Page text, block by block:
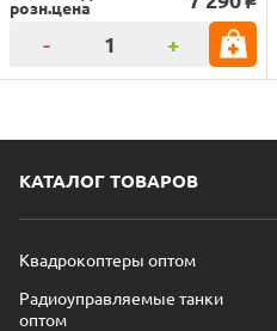
розн.цена
- +
КАТАЛОГ ТОВАРОВ
Квадрокоптеры оптом
Радиоуправляемые танки
оптом